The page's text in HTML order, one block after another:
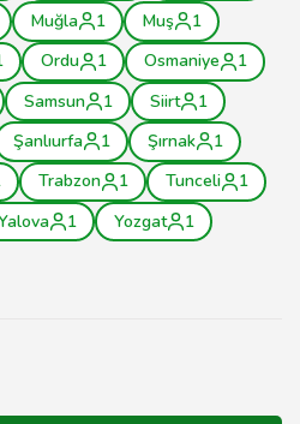
Muğla 1 Muş
1
Ordu 1 Osmaniye
1
Samsun 1 Siirt
1
Şanlıurfa 1 Şırnak
1
Trabzon 1 Tunceli
1
1 Yozgat
1